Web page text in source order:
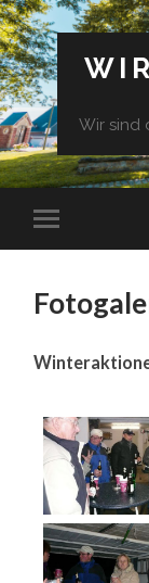
Wir sind